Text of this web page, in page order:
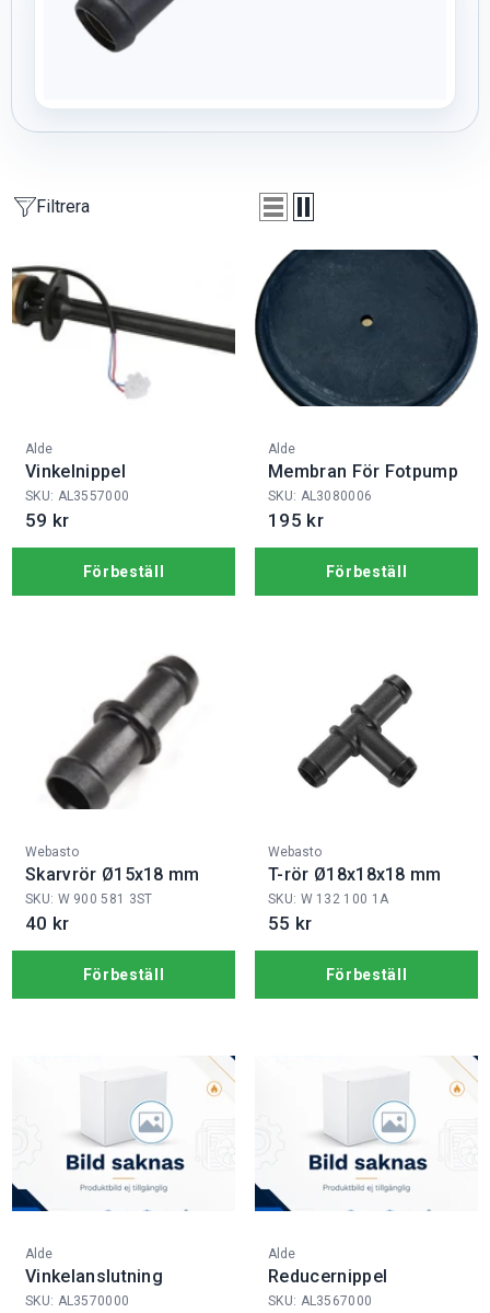
Filtrera
Fabrikat:
Alde
Vinkelnippel
SKU: AL3557000
59 kr
Förbeställ
Fabrikat:
Alde
Membran För Fotpump
SKU: AL3080006
195 kr
Förbeställ
Fabrikat:
Webasto
Skarvrör Ø15x18 mm
SKU: W 900 581 3ST
40 kr
Förbeställ
Fabrikat:
Webasto
T-rör Ø18x18x18 mm
SKU: W 132 100 1A
55 kr
Förbeställ
Fabrikat:
Alde
Vinkelanslutning
SKU: AL3570000
Fabrikat:
Alde
Reducernippel
SKU: AL3567000